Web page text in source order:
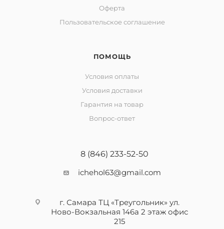
Оферта
Пользовательское соглашение
ПОМОЩЬ
Условия оплаты
Условия доставки
Гарантия на товар
Вопрос-ответ
8 (846) 233-52-50
ichehol63@gmail.com
г. Самара ТЦ «Треугольник» ул.
Ново-Вокзальная 146а 2 этаж офис
215